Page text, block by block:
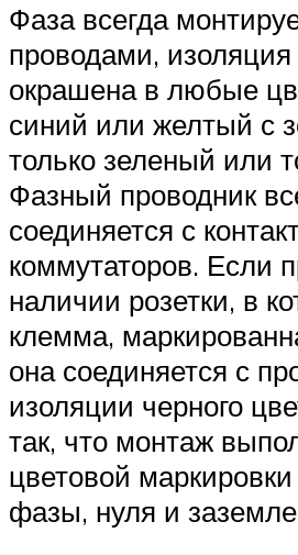
Фаза всегда
проводами, изоляция
окрашена в любые
синий или желтый с
только зеленый или
Фазный проводник
соединяется с
коммутаторов. Если
наличии розетки, в
клемма,
она соединяется с
изоляции черного
так, что монтаж
цветовой
фазы, нуля и